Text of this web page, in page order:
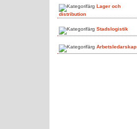
Lager och
distribution
Stadslogistik
Arbetsledarskap